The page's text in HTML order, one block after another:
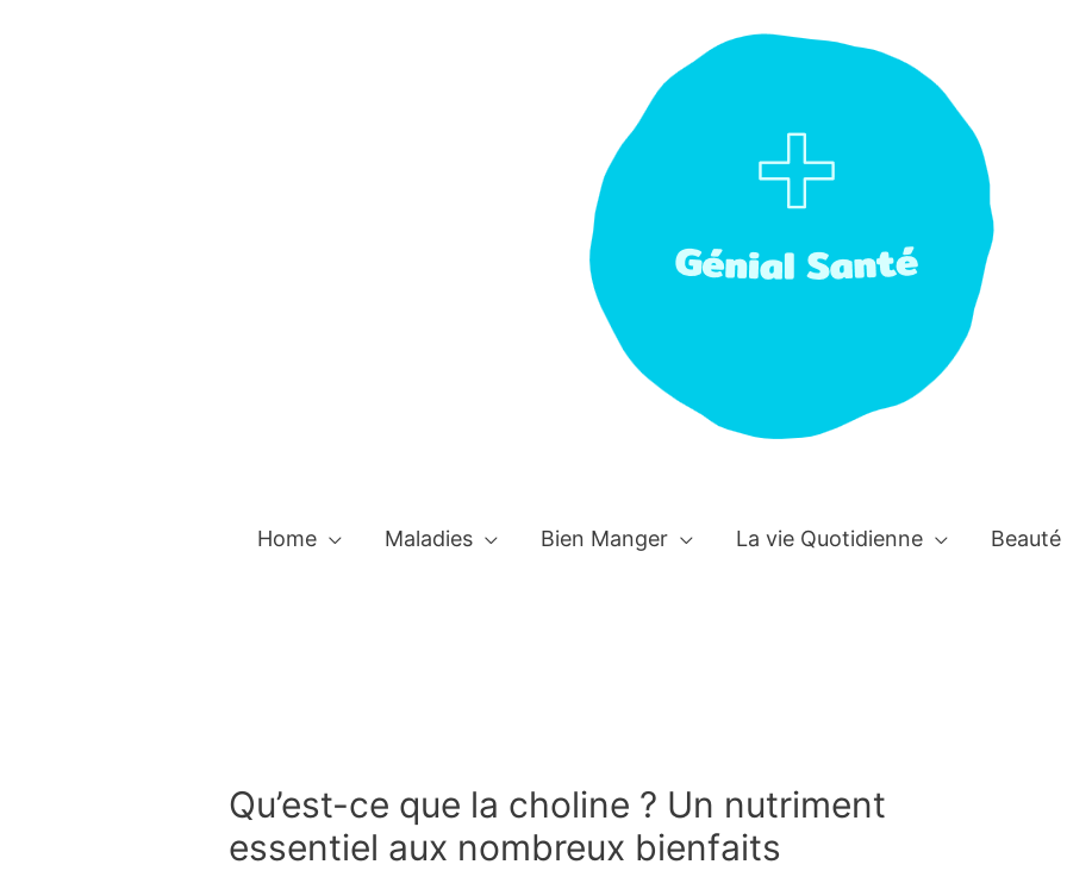
Home Maladies Bien Manger La vie Quotidienne Beauté
Qu’est-ce que la choline ? Un nutriment
essentiel aux nombreux bienfaits